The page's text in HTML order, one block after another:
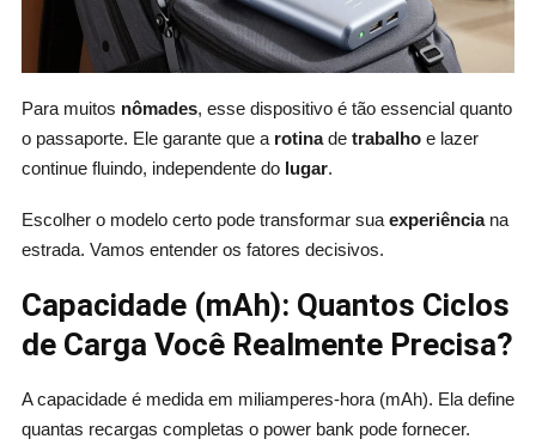
Para muitos nômades, esse dispositivo é tão essencial quanto
o passaporte. Ele garante que a rotinade trabalhoe lazer
continue fluindo, independente do lugar.
Escolher o modelo certo pode transformar sua experiênciana
estrada. Vamos entender os fatores decisivos.
Capacidade (mAh): Quantos Ciclos
de Carga Você Realmente Precisa?
A capacidade é medida em miliamperes-hora (mAh). Ela define
quantas recargas completas o power bank pode fornecer.